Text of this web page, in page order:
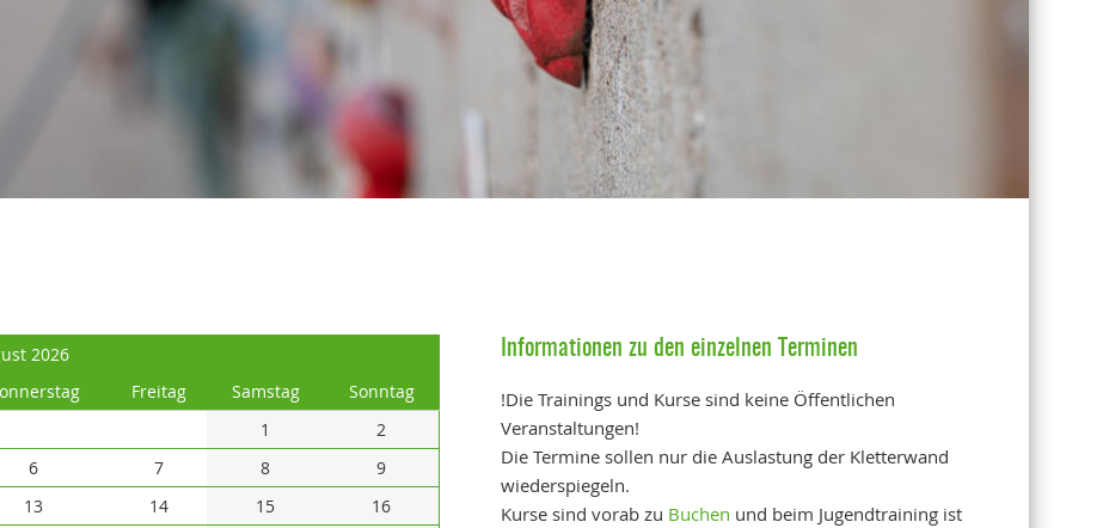
2026
Freitag Samstag
Sonntag
1
2
6 7 8
9
13 14 15
16
Informationen zu den einzelnen Terminen
!Die Trainings und Kurse sind keine Öffentlichen
Veranstaltungen!
Die Termine sollen nur die Auslastung der Kletterwand
wiederspiegeln.
Kurse sind vorab zu Buchen und beim Jugendtraining ist